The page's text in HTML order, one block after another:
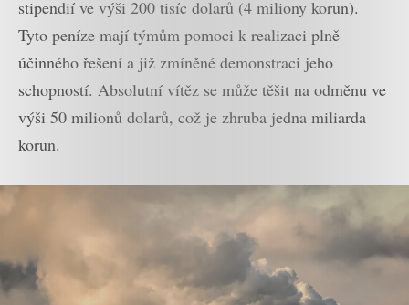
stipendií ve výši 200 tisíc dolarů (4 miliony korun).
Tyto peníze mají týmům pomoci k realizaci plně
účinného řešení a již zmíněné demonstraci jeho
schopností. Absolutní vítěz se může těšit na odměnu ve
výši 50 milionů dolarů, což je zhruba jedna miliarda
korun.